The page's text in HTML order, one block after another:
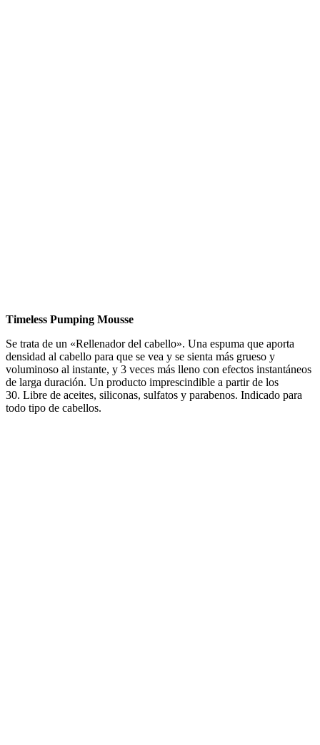
Timeless Pumping Mousse
Se trata de un «Rellenador del cabello». Una espuma que aporta
densidad al cabello para que se vea y se sienta más grueso y
voluminoso al instante, y 3 veces más lleno con efectos instantáneos
de larga duración. Un producto imprescindible a partir de los
30. Libre de aceites, siliconas, sulfatos y parabenos. Indicado para
todo tipo de cabellos.